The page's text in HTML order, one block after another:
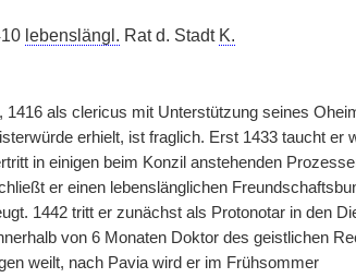
lebenslängl. Rat d. Stadt K.
als clericus mit Unterstützung seines
erhielt, ist fraglich. Erst 1433 taucht er
in einigen beim Konzil anstehenden
er einen lebenslänglichen
1442 tritt er zunächst als Protonotar in den
von 6 Monaten Doktor des geistlichen
weilt, nach Pavia wird er im Frühsommer